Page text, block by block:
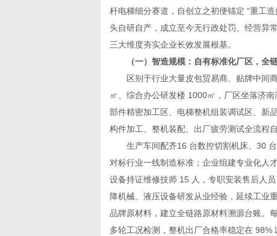
杆电梯细分赛道，自创立之初便锚定 “重工
头自研自产，成立至今无行政处罚、经营异
三大维度夯实企业长效发展根基。
（一）智造规模：自有标准化厂区，全
区别于行业大量皮包贸易商、贴牌中间商
㎡、综合办公研发楼 1000㎡，厂区坐落济
部件精密加工区、电梯整机组装调试区、新
构件加工、整机装配、出厂疲劳测试全流程
生产车间配齐16 台数控切割机床、30 台
对标行业一线制造标准；企业组建专业化人
设备持证维修技师 15 人，专职安装售后人
降机械、液压设备研发从业经验，延续工业
品牌原材料，建立全链路原材料溯源台账。
多轮工况检测，整机出厂合格率稳定在